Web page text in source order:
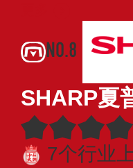
NO.8
SHARP夏
7个行业